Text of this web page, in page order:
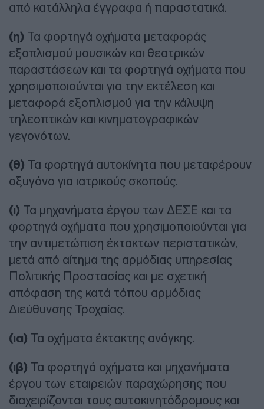
από κατάλληλα έγγραφα ή παραστατικά.
(η) Τα φορτηγά οχήματα μεταφοράς
εξοπλισμού μουσικών και θεατρικών
παραστάσεων και τα φορτηγά οχήματα που
χρησιμοποιούνται για την εκτέλεση και
μεταφορά εξοπλισμού για την κάλυψη
τηλεοπτικών και κινηματογραφικών
γεγονότων.
(θ) Τα φορτηγά αυτοκίνητα που μεταφέρουν
οξυγόνο για ιατρικούς σκοπούς.
(ι) Τα μηχανήματα έργου των ΔΕΣΕ και τα
φορτηγά οχήματα που χρησιμοποιούνται για
την αντιμετώπιση έκτακτων περιστατικών,
μετά από αίτημα της αρμόδιας υπηρεσίας
Πολιτικής Προστασίας και με σχετική
απόφαση της κατά τόπου αρμόδιας
Διεύθυνσης Τροχαίας.
(ια) Τα οχήματα έκτακτης ανάγκης.
(ιβ) Τα φορτηγά οχήματα και μηχανήματα
έργου των εταιρειών παραχώρησης που
διαχειρίζονται τους αυτοκινητόδρομους και